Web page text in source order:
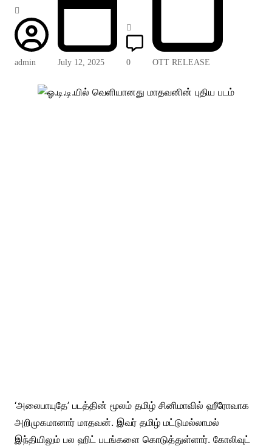
admin July 12, 2025 0 OTT RELEASE
‘அலைபாயுதே’ படத்தின் மூலம் தமிழ் சினிமாவில் ஹீரோவாக
அறிமுகமானார் மாதவன். இவர் தமிழ் மட்டுமல்லாமல்
இந்தியிலும் பல ஹிட் படங்களை கொடுத்துள்ளார். கோலிவுட்